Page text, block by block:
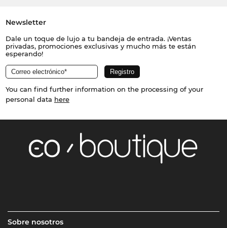
Newsletter
Dale un toque de lujo a tu bandeja de entrada. ¡Ventas
privadas, promociones exclusivas y mucho más te están
esperando!
You can find further information on the processing of your
personal data here
Sobre nosotros